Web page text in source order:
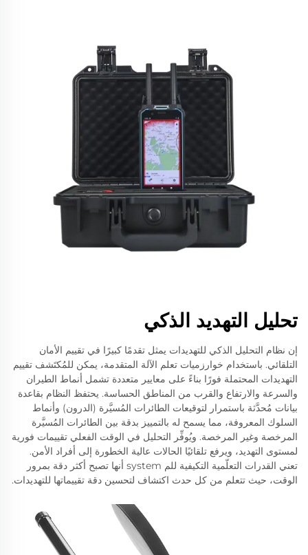
تحليل التهديد الذكي
إن نظام التحليل الذكي للتهديدات يمثل تقدمًا كبيرًا في تقييم الأمان
التلقائي. باستخدام خوارزميات تعلم الآلة المتقدمة، يمكن للمُكتَشف تقييم
التهديدات المحتملة فورًا بناءً على معايير متعددة تشمل أنماط الطيران
والسرعة والارتفاع والقرب من المناطق الحساسة. يحتفظ النظام بقاعدة
بيانات مُحدَّثة باستمرار لتوقيعات الطائرات المُسيَّرة (الدرون) وأنماط
السلوك المعروفة، مما يسمح له بالتمييز بدقة بين الطائرات المُسيَّرة
المرخصة وغير المرخصة. ويُوفِّر التحليل في الوقت الفعلي تقييمات فورية
لمستوى التهديد، ويرفع تلقائيًا الحالات عالية الخطورة إلى أفراد الأمن.
تعني القدرات التعلّمية التكيفية للم system أنها تصبح أكثر دقة بمرور
الوقت، حيث تتعلم من كل حدث اكتشاف لتحسين دقة تقييماتها للتهديدات.